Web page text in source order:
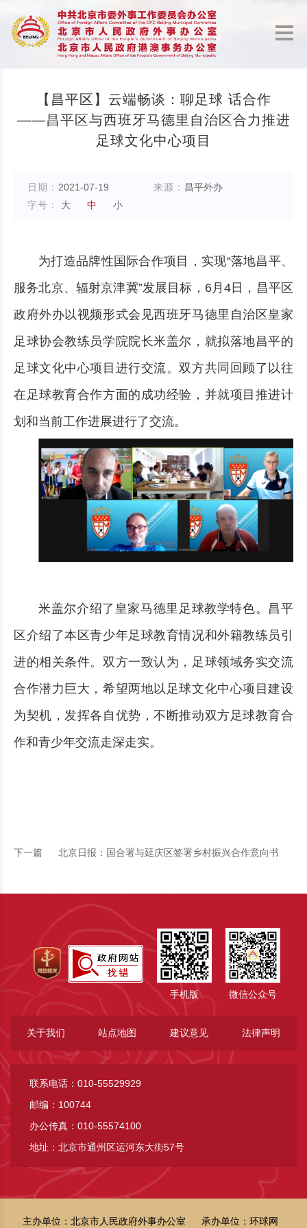
【昌平区】云端畅谈：聊足球 话合作
——昌平区与西班牙马德里自治区合力推进
足球文化中心项目
日期： 2021-07-19 来源： 昌平外办
字号：
大 中 小
为打造品牌性国际合作项目，实现“落地昌平、
服务北京、辐射京津冀”发展目标，6月4日，昌平区
政府外办以视频形式会见西班牙马德里自治区皇家
足球协会教练员学院院长米盖尔，就拟落地昌平的
足球文化中心项目进行交流。双方共同回顾了以往
在足球教育合作方面的成功经验，并就项目推进计
划和当前工作进展进行了交流。
米盖尔介绍了皇家马德里足球教学特色。昌平
区介绍了本区青少年足球教育情况和外籍教练员引
进的相关条件。 双方一致认为，足球领域务实交流
合作潜力巨大，希望两地以足球文化中心项目建设
为契机，发挥各自优势，不断推动双方足球教育合
作和青少年交流走深走实。
下一篇 北京日报：国合署与延庆区签署乡村振兴合作意向书
手机版 微信公众号
关于我们 站点地图 建议意见 法律声明
联系电话：010-55529929
邮编：100744
办公传真：010-55574100
地址：北京市通州区运河东大街57号
主办单位：北京市人民政府外事办公室 承办单位：环球网